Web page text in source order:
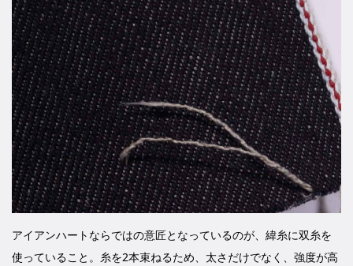
アイアンハートならではの意匠となっているのが、緯糸に双糸を
使っていること。糸を2本束ねるため、太さだけでなく、強度が高